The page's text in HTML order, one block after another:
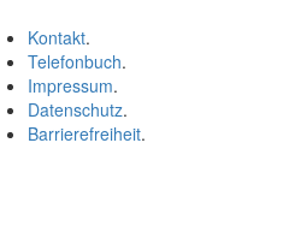
Kontakt.
Telefonbuch.
Impressum.
Datenschutz.
Barrierefreiheit.